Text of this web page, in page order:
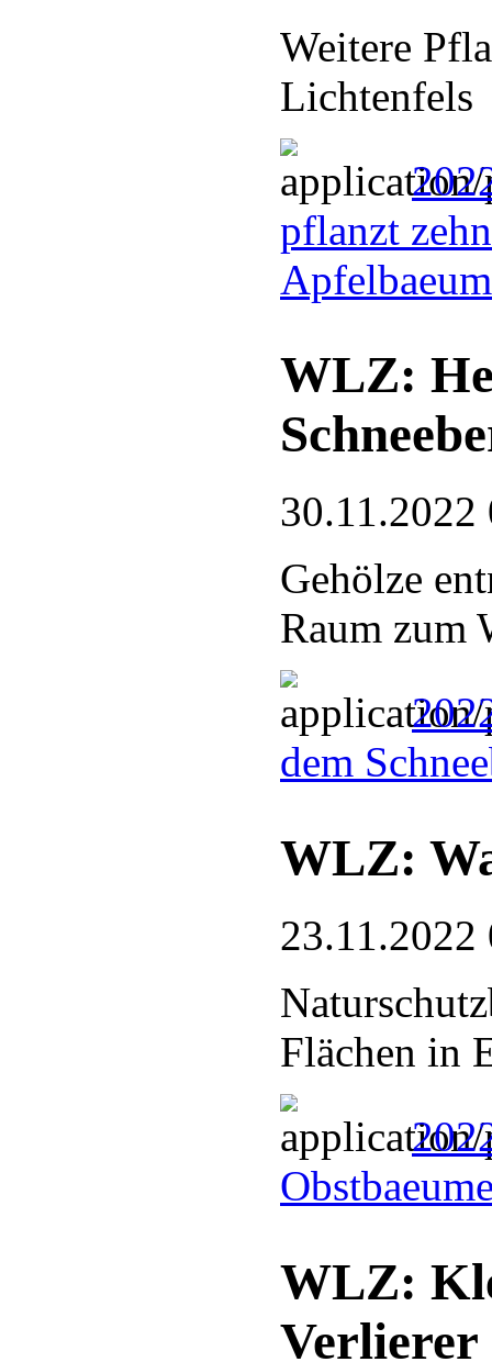
Weitere
Lichtenfels
pflanzt
WLZ:
30.11.2022
Gehölze
Raum zum
dem
WLZ:
23.11.2022
Flächen in
WLZ:
Verlierer